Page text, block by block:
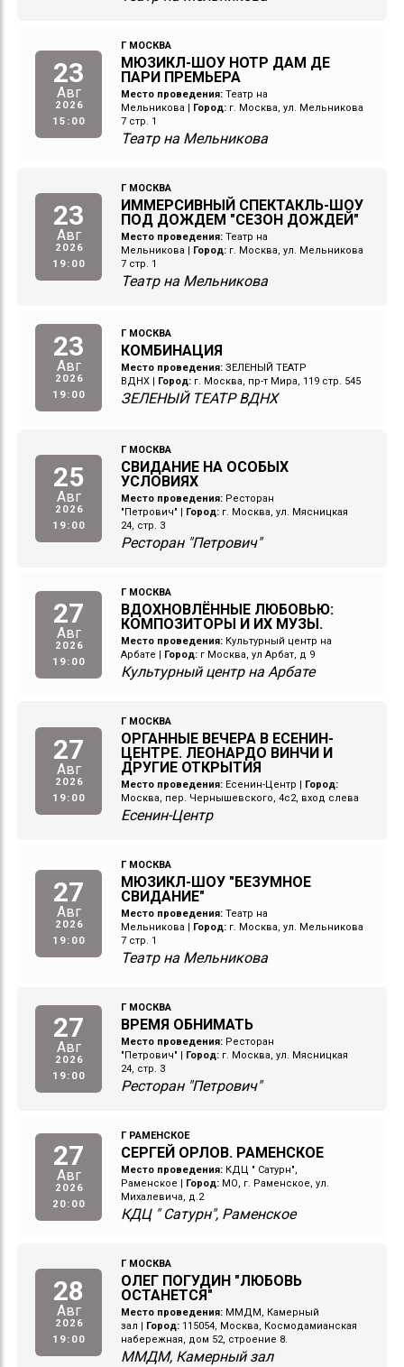
23
Авг
2026
15:00
Г МОСКВА
МЮЗИКЛ-ШОУ НОТР ДАМ ДЕ
ПАРИ ПРЕМЬЕРА
Место проведения: Театр на
Мельникова
Город: г. Москва, ул. Мельникова
7 стр. 1
Театр на Мельникова
23
Авг
2026
19:00
Г МОСКВА
ИММЕРСИВНЫЙ СПЕКТАКЛЬ-ШОУ
ПОД ДОЖДЕМ "СЕЗОН ДОЖДЕЙ"
Место проведения: Театр на
Мельникова
Город: г. Москва, ул. Мельникова
7 стр. 1
Театр на Мельникова
23
Авг
2026
19:00
Г МОСКВА
КОМБИНАЦИЯ
Место проведения: ЗЕЛЕНЫЙ ТЕАТР
ВДНХ | Город: г. Москва, пр-т Мира, 119 стр. 545
ЗЕЛЕНЫЙ ТЕАТР ВДНХ
25
Авг
2026
19:00
Г МОСКВА
СВИДАНИЕ НА ОСОБЫХ
УСЛОВИЯХ
Место проведения: Ресторан
"Петрович"
Город: г. Москва, ул. Мясницкая
24, стр. 3
Ресторан "Петрович"
27
Авг
2026
19:00
Г МОСКВА
ВДОХНОВЛЁННЫЕ ЛЮБОВЬЮ:
КОМПОЗИТОРЫ И ИХ МУЗЫ.
Место проведения: Культурный центр на
Арбате
Город: г Москва, ул Арбат, д 9
Культурный центр на Арбате
27
Авг
2026
19:00
Г МОСКВА
ОРГАННЫЕ ВЕЧЕРА В ЕСЕНИН-
ЦЕНТРЕ. ЛЕОНАРДО ВИНЧИ И
ДРУГИЕ ОТКРЫТИЯ
Место проведения: Есенин-Центр
Город:
Москва, пер. Чернышевского, 4с2, вход слева
Есенин-Центр
27
Авг
2026
19:00
Г МОСКВА
МЮЗИКЛ-ШОУ "БЕЗУМНОЕ
СВИДАНИЕ"
Место проведения: Театр на
Мельникова
Город: г. Москва, ул. Мельникова
7 стр. 1
Театр на Мельникова
27
Авг
2026
19:00
Г МОСКВА
ВРЕМЯ ОБНИМАТЬ
Место проведения: Ресторан
"Петрович"
Город: г. Москва, ул. Мясницкая
24, стр. 3
Ресторан "Петрович"
27
Авг
2026
20:00
Г РАМЕНСКОЕ
СЕРГЕЙ ОРЛОВ. РАМЕНСКОЕ
Место проведения: КДЦ " Сатурн",
Раменское
Город: МО, г. Раменское, ул.
Михалевича, д.2
КДЦ " Сатурн", Раменское
28
Авг
2026
19:00
Г МОСКВА
ОЛЕГ ПОГУДИН "ЛЮБОВЬ
ОСТАНЕТСЯ"
Место проведения: ММДМ, Камерный
зал
Город: 115054, Москва, Космодамианская
набережная, дом 52, строение 8.
ММДМ, Камерный зал